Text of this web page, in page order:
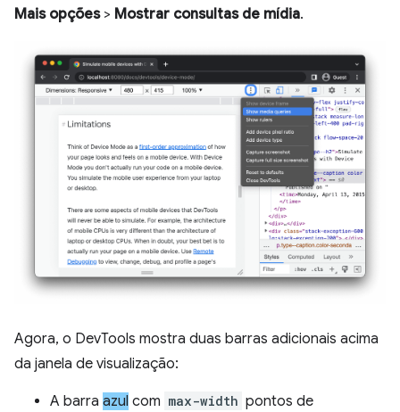
Mais opções> Mostrar consultas de mídia.
Agora, o DevTools mostra duas barras adicionais acima
da janela de visualização:
A barra azul com max-width pontos de